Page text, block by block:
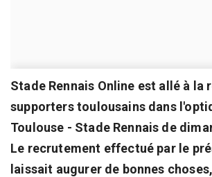
Stade Rennais Online est allé à la
supporters toulousains dans
Toulouse - Stade Rennais de
Le recrutement effectué par le
laissait augurer de bonnes